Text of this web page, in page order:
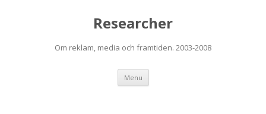
Researcher
Om reklam, media och framtiden. 2003-2008
Menu Skip to content